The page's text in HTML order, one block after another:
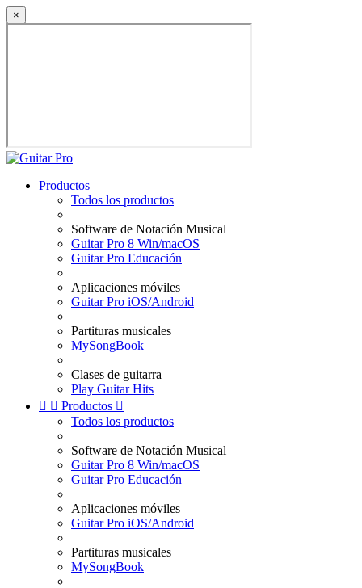
×
Productos
Todos los productos
Software de Notación Musical
Guitar Pro 8 Win/macOS
Guitar Pro Educación
Aplicaciones móviles
Guitar Pro iOS/Android
Partituras musicales
MySongBook
Clases de guitarra
Play Guitar Hits
  Productos 
Todos los productos
Software de Notación Musical
Guitar Pro 8 Win/macOS
Guitar Pro Educación
Aplicaciones móviles
Guitar Pro iOS/Android
Partituras musicales
MySongBook